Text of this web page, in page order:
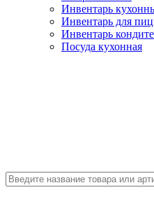
Инвентарь
Инвентарь для
Инвентарь
Посуда кухонная